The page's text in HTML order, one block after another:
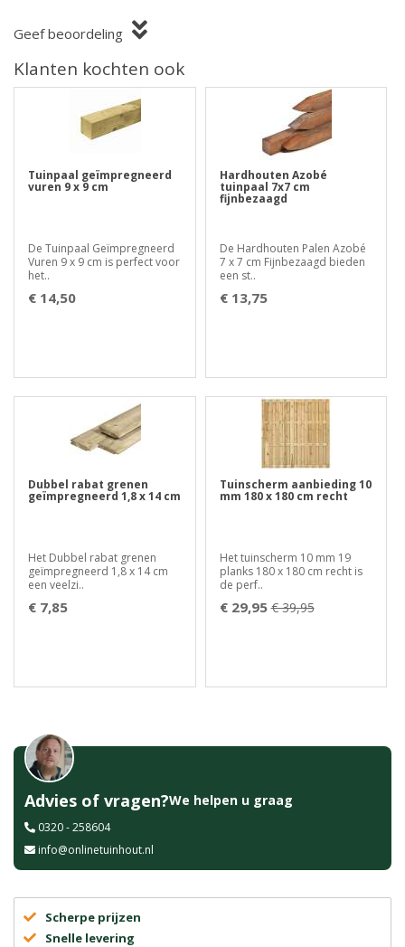
Geef beoordeling
Klanten kochten ook
Tuinpaal geïmpregneerd
vuren 9 x 9 cm
De Tuinpaal Geïmpregneerd
Vuren 9 x 9 cm is perfect voor
het..
€ 14,50
Hardhouten Azobé
tuinpaal 7x7 cm
fijnbezaagd
De Hardhouten Palen Azobé
7 x 7 cm Fijnbezaagd bieden
een st..
€ 13,75
Dubbel rabat grenen
geïmpregneerd 1,8 x 14 cm
Het Dubbel rabat grenen
geïmpregneerd 1,8 x 14 cm
een veelzi..
€ 7,85
Tuinscherm aanbieding 10
mm 180 x 180 cm recht
Het tuinscherm 10 mm 19
planks 180 x 180 cm recht is
de perf..
€ 29,95 € 39,95
Advies of vragen?We helpen u graag
0320 - 258604
info@onlinetuinhout.nl
Scherpe prijzen
Snelle levering